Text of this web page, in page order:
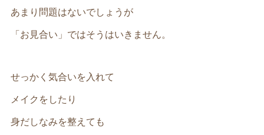
あまり問題はないでしょうが
「お見合い」ではそうはいきません。
せっかく気合いを入れて
メイクをしたり
身だしなみを整えても